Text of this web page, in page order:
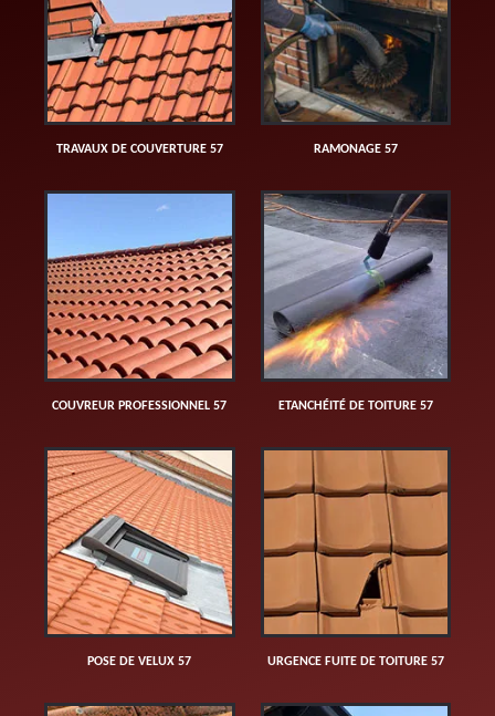
TRAVAUX DE COUVERTURE 57 RAMONAGE 57
COUVREUR PROFESSIONNEL 57 ETANCHÉITÉ DE TOITURE 57
POSE DE VELUX 57 URGENCE FUITE DE TOITURE 57